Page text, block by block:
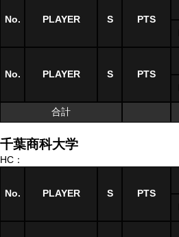
No. PLAYER S PTS
No. PLAYER S PTS
合計
千葉商科大学
HC：
No. PLAYER S PTS